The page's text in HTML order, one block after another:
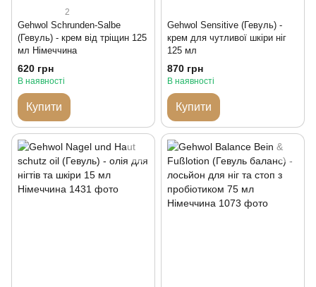
2
Gehwol Schrunden-Salbe
(Гевуль) - крем від тріщин 125
мл Німеччина
620 грн
В наявності
Купити
Gehwol Sensitive (Гевуль) -
крем для чутливої шкіри ніг
125 мл
870 грн
В наявності
Купити